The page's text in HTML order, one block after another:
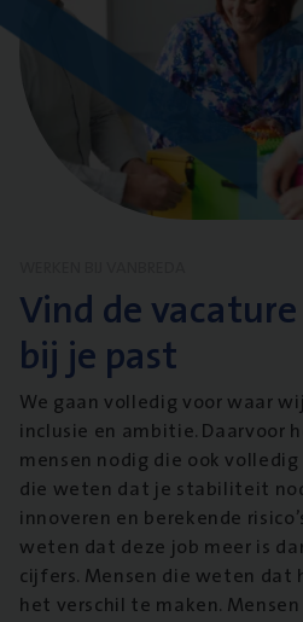
Vind de
bij je past
We gaan volledig voor waar
inclusie en ambitie. Daarvoor
mensen nodig die ook
die weten dat je stabiliteit
innoveren en berekende
weten dat deze job meer is
cijfers. Mensen die weten dat
het verschil te maken.